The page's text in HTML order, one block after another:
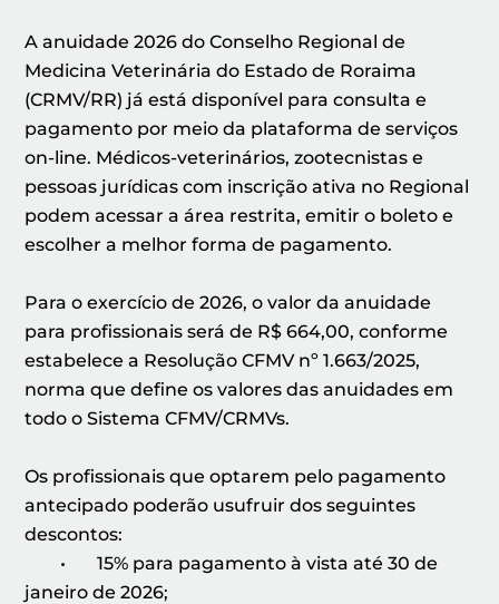
A anuidade 2026 do Conselho Regional de
Medicina Veterinária do Estado de Roraima
(CRMV/RR) já está disponível para consulta e
pagamento por meio da plataforma de serviços
on-line. Médicos-veterinários, zootecnistas e
pessoas jurídicas com inscrição ativa no Regional
podem acessar a área restrita, emitir o boleto e
escolher a melhor forma de pagamento.
Para o exercício de 2026, o valor da anuidade
para profissionais será de R$ 664,00, conforme
estabelece a Resolução CFMV nº 1.663/2025,
norma que define os valores das anuidades em
todo o Sistema CFMV/CRMVs.
Os profissionais que optarem pelo pagamento
antecipado poderão usufruir dos seguintes
descontos:
• 15% para pagamento à vista até 30 de
janeiro de 2026;